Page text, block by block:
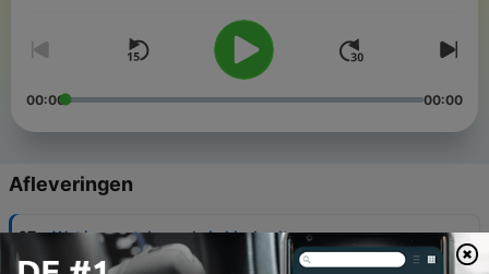
00:00 00:00
Afleveringen
67 - Wat je moet doen als je kind valt
05 aug. 2026